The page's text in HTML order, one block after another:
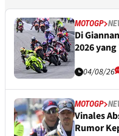
MOTOGP
Di
2026
04/08/26
MOTOGP
Vinales
Rumor